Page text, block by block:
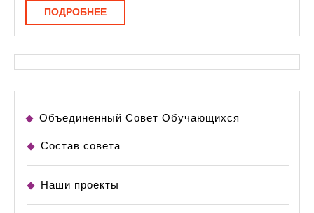
ПОДРОБНЕЕПОДРОБНЕЕ
Объединенный Совет Обучающихся
Состав совета
Наши проекты